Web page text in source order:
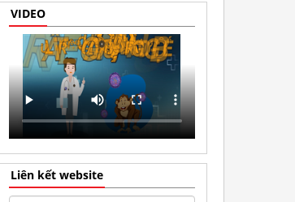
VIDEO
Liên kết website